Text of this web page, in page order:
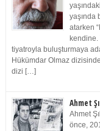
yaşında
atarken
tiyatroyla buluşturmaya
Hükümdar Olmaz
dizi […]
Ahmet
Ahmet
önce,